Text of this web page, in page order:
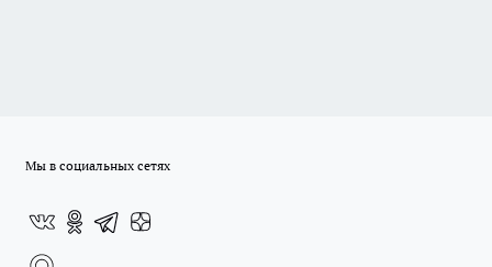
Мы в социальных сетях